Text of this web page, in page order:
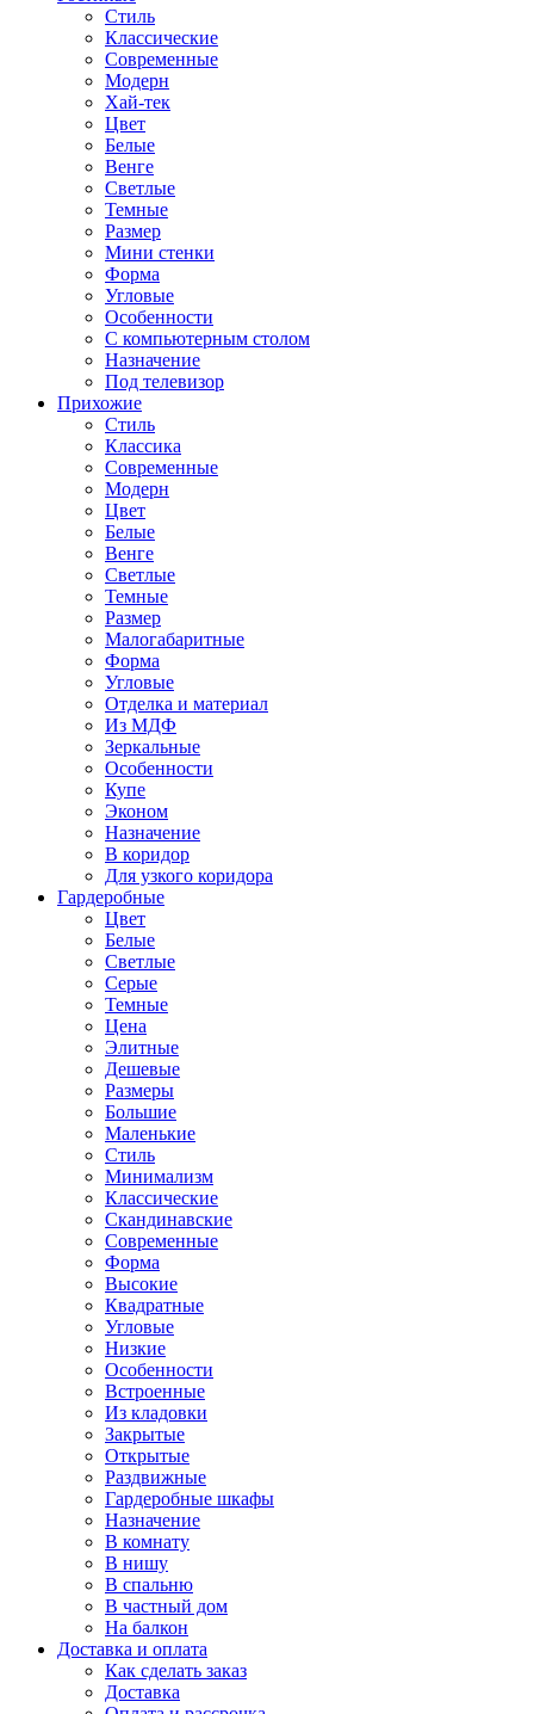
Стиль
Классические
Современные
Модерн
Хай-тек
Цвет
Белые
Венге
Светлые
Темные
Размер
Мини стенки
Форма
Угловые
Особенности
С компьютерным столом
Назначение
Под телевизор
Прихожие
Стиль
Классика
Современные
Модерн
Цвет
Белые
Венге
Светлые
Темные
Размер
Малогабаритные
Форма
Угловые
Отделка и материал
Из МДФ
Зеркальные
Особенности
Купе
Эконом
Назначение
В коридор
Для узкого коридора
Гардеробные
Цвет
Белые
Светлые
Серые
Темные
Цена
Элитные
Дешевые
Размеры
Большие
Маленькие
Стиль
Минимализм
Классические
Скандинавские
Современные
Форма
Высокие
Квадратные
Угловые
Низкие
Особенности
Встроенные
Из кладовки
Закрытые
Открытые
Раздвижные
Гардеробные шкафы
Назначение
В комнату
В нишу
В спальню
В частный дом
На балкон
Доставка и оплата
Как сделать заказ
Доставка